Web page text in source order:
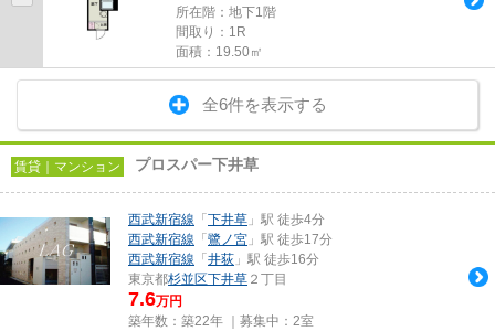
所在階：地下1階
間取り：1R
面積：19.50㎡
全6件を表示する
賃貸｜マンション プロスパー下井草
西武新宿線 「 下井草 」駅 徒歩4分
西武新宿線 「 鷺ノ宮 」駅 徒歩17分
西武新宿線 「 井荻 」駅 徒歩16分
東京都杉並区下井草 ２丁目
7.6万円
築年数：築22年 ｜募集中： 2室